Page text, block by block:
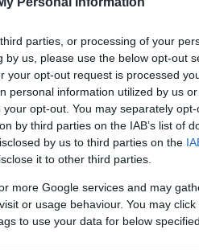
parties, or processing of your
us, please use the below opt-out
your opt-out request is processed
personal information utilized by us
opt-out. You may separately
by third parties on the IAB’s list of
by us to third parties on the
it to other third parties.
more Google services and may
or usage behaviour. You may
to use your data for below
Alla dörrar är skyddade
Hjulhusen är
har bilen ett slitskydd,